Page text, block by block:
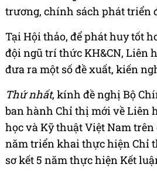
trương, chính sách phát triển
Tại Hội thảo, để phát huy tốt
đội ngũ trí thức KH&CN, Liên
đưa ra một số đề xuất, kiến
Thứ nhất, kính đề nghị Bộ
ban hành Chỉ thị mới về Liên
học và Kỹ thuật Việt Nam trên
năm triển khai thực hiện Chỉ
sơ kết 5 năm thực hiện Kết